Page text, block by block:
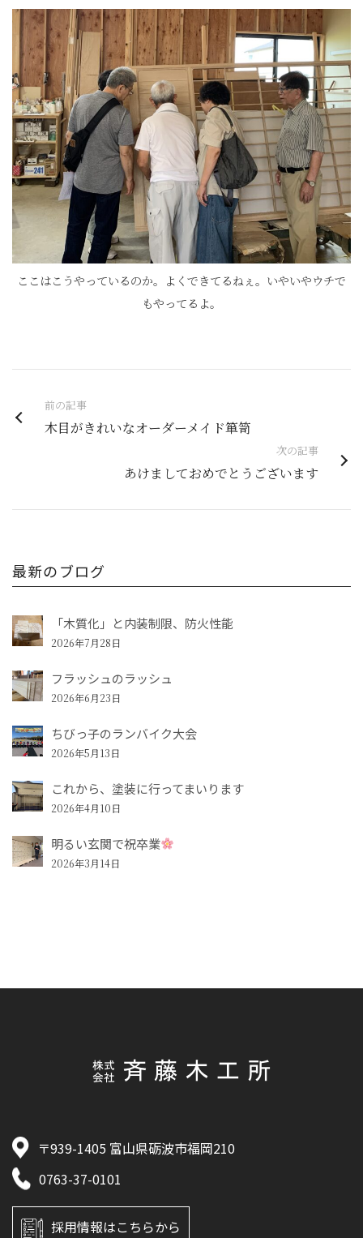
ここはこうやっているのか。よくできてるねぇ。いやいやウチで
もやってるよ。
前の記事
木目がきれいなオーダーメイド箪笥
次の記事
あけましておめでとうございます
最新のブログ
「木質化」と内装制限、防火性能
2026年7月28日
フラッシュのラッシュ
2026年6月23日
ちびっ子のランバイク大会
2026年5月13日
これから、塗装に行ってまいります
2026年4月10日
明るい玄関で祝卒業
2026年3月14日
〒939-1405 富山県砺波市福岡210
0763-37-0101
採用情報はこちらから